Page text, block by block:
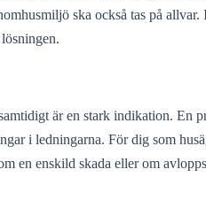
ska också tas på
är en stark indikation.
i ledningarna. För dig som
enskild skada eller om